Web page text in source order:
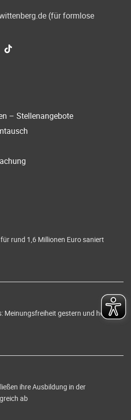
(für formlose
– Stellenangebote
rund 1,6 Millionen Euro saniert
Meinungsfreiheit gestern und heute
ihre Ausbildung in der
ab